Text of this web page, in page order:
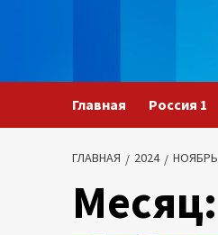
Главная Россия 1
ГЛАВНАЯ 2024 НОЯБРЬ
Месяц: